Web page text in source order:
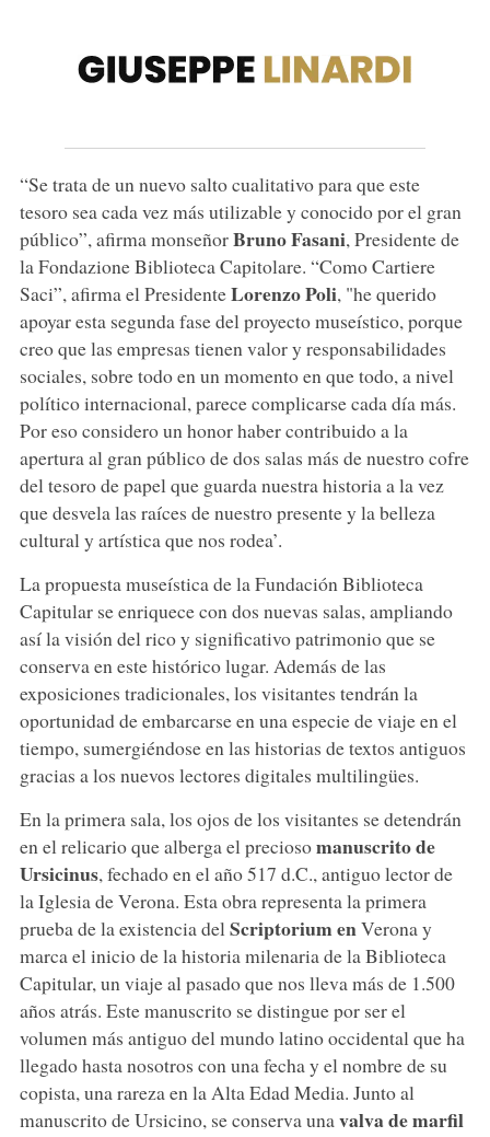
“Se trata de un nuevo salto cualitativo para que este
tesoro sea cada vez más utilizable y conocido por el gran
público”, afirma monseñorBruno Fasani, Presidente de
la Fondazione Biblioteca Capitolare. “Como Cartiere
Saci”, afirma el PresidenteLorenzo Poli, "he querido
apoyar esta segunda fase del proyecto museístico, porque
creo que las empresas tienen valor y responsabilidades
sociales, sobre todo en un momento en que todo, a nivel
político internacional, parece complicarse cada día más.
Por eso considero un honor haber contribuido a la
apertura al gran público de dos salas más de nuestro cofre
del tesoro de papel que guarda nuestra historia a la vez
que desvela las raíces de nuestro presente y la belleza
cultural y artística que nos rodea’.
La propuesta museística de la Fundación Biblioteca
Capitular se enriquece con dos nuevas salas, ampliando
así la visión del rico y significativo patrimonio que se
conserva en este histórico lugar. Además de las
exposiciones tradicionales, los visitantes tendrán la
oportunidad de embarcarse en una especie de viaje en el
tiempo, sumergiéndose en las historias de textos antiguos
gracias a los nuevos lectores digitales multilingües.
En la primera sala, los ojos de los visitantes se detendrán
en el relicario que alberga el preciosomanuscrito de
Ursicinus, fechado en el año 517 d.C., antiguo lector de
la Iglesia de Verona. Esta obra representa la primera
prueba de la existencia delScriptorium enVerona y
marca el inicio de la historia milenaria de la Biblioteca
Capitular, un viaje al pasado que nos lleva más de 1.500
años atrás. Este manuscrito se distingue por ser el
volumen más antiguo del mundo latino occidental que ha
llegado hasta nosotros con una fecha y el nombre de su
copista, una rareza en la Alta Edad Media. Junto al
manuscrito de Ursicino, se conserva una valva de marfil